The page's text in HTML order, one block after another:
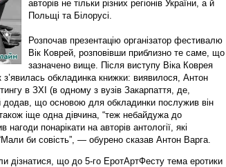
авторів не тільки різних регіонів України, а й
Польщі та Білорусі.
Розпочав презентацію організатор фестивалю
Вік Коврей, розповівши приблизно те саме, що
зазначено вище. Після виступу Віка Коврея
з’явилась обкладинка книжки: виявилося, Антон
в ЗХІ (в одному з вузів Закарпаття, де,
додав, що основою для обкладинки послужив він
іще одна дівчина, “теж небайдужа до
понарікати на авторів антології, які
би совість”, — обурено сказав Антон Варга.
дізнатися, що до 5-го ЕротАртФесту тема еротики